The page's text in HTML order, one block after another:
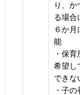
り、か
る場合
６か
能
・保
希望し
できな
・子